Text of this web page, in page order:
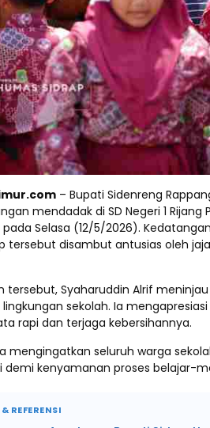
– Bupati Sidenreng
mendadak di SD Negeri 1 Rijang
Selasa (12/5/2026).
tersebut disambut antusias oleh
tersebut, Syaharuddin Alrif
sekolah. Ia
rapi dan terjaga kebersihannya.
mengingatkan seluruh warga
demi kenyamanan proses belajar-
REFERENSI